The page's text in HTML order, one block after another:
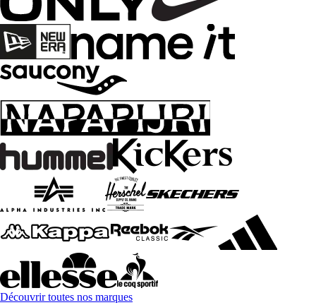
Découvrir toutes nos marques